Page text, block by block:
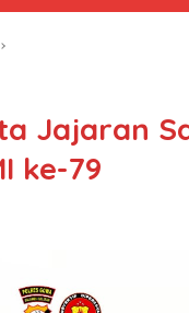
Jajaran
ke-79